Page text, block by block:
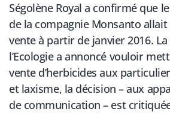
Ségolène Royal a confirmé que
de la compagnie Monsanto
vente à partir de janvier 2016.
l’Ecologie a annoncé vouloir
vente d’herbicides aux
et laxisme, la décision – aux
de communication – est